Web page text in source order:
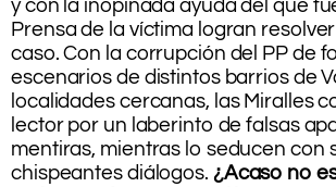
y con la inopinada ayuda del que
Prensa de la víctima logran
caso. Con la corrupción del PP de
escenarios de distintos barrios de
localidades cercanas, las Miralles
lector por un laberinto de falsas
mentiras, mientras lo seducen con
chispeantes diálogos. ¿Acaso no